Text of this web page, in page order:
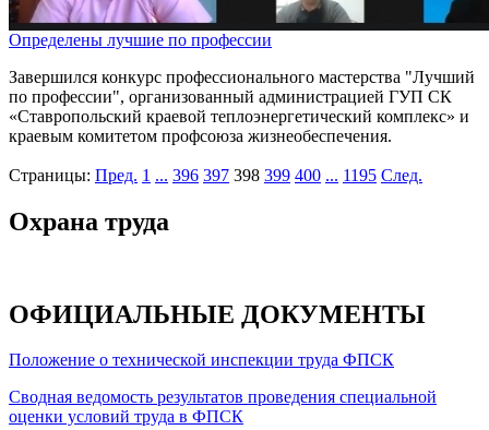
Определены лучшие по профессии
Завершился конкурс профессионального мастерства "Лучший
по профессии", организованный администрацией ГУП СК
«Ставропольский краевой теплоэнергетический комплекс» и
краевым комитетом профсоюза жизнеобеспечения.
Страницы: Пред. 1 ... 396 397 398 399 400 ... 1195 След.
Охрана труда
ОФИЦИАЛЬНЫЕ ДОКУМЕНТЫ
Положение о технической инспекции труда ФПСК
Сводная ведомость результатов проведения специальной
оценки условий труда в ФПСК